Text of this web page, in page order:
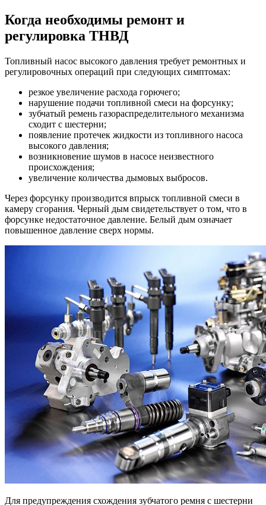
Когда необходимы ремонт и
регулировка ТНВД
Топливный насос высокого давления требует ремонтных и
регулировочных операций при следующих симптомах:
резкое увеличение расхода горючего;
нарушение подачи топливной смеси на форсунку;
зубчатый ремень газораспределительного механизма
сходит с шестерни;
появление протечек жидкости из топливного насоса
высокого давления;
возникновение шумов в насосе неизвестного
происхождения;
увеличение количества дымовых выбросов.
Через форсунку производится впрыск топливной смеси в
камеру сгорания. Черный дым свидетельствует о том, что в
форсунке недостаточное давление. Белый дым означает
повышенное давление сверх нормы.
Для предупреждения схождения зубчатого ремня с шестерни